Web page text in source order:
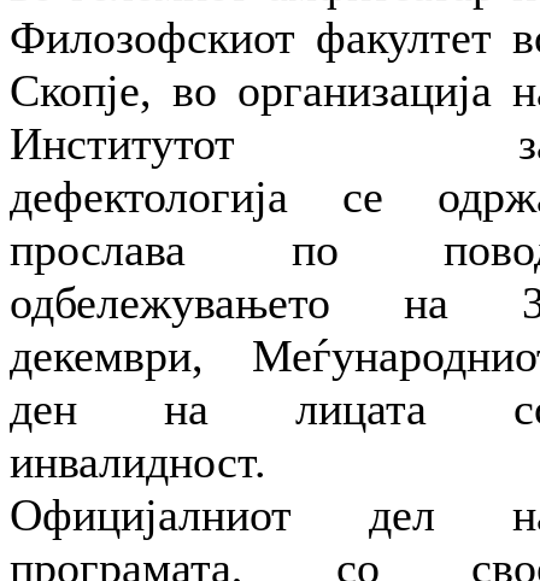
Филозофскиот факултет
Скопје, во организација
Институтот
дефектологија се
прослава по
одбележувањето на
декември,
ден на лицата
инвалидност.
Официјалниот дел
програмата, со